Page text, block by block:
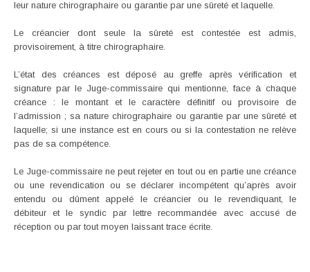
leur nature chirographaire ou garantie par une sûreté et laquelle.
Le créancier dont seule la sûreté est contestée est admis,
provisoirement, à titre chirographaire.
L’état des créances est déposé au greffe après vérification et
signature par le Juge-commissaire qui mentionne, face à chaque
créance : le montant et le caractère définitif ou provisoire de
l’admission ; sa nature chirographaire ou garantie par une sûreté et
laquelle; si une instance est en cours ou si la contestation ne relève
pas de sa compétence.
Le Juge-commissaire ne peut rejeter en tout ou en partie une créance
ou une revendication ou se déclarer incompétent qu’après avoir
entendu ou dûment appelé le créancier ou le revendiquant, le
débiteur et le syndic par lettre recommandée avec accusé de
réception ou par tout moyen laissant trace écrite.